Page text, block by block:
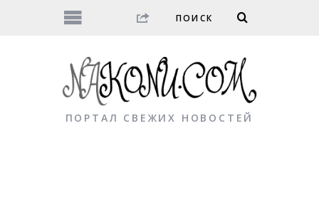
ПОРТАЛ СВЕЖИХ НОВОСТЕЙ